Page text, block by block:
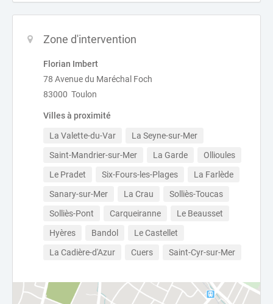
Zone d'intervention
Florian Imbert
78 Avenue du Maréchal Foch
83000 Toulon
Villes à proximité
La Valette-du-Var
La Seyne-sur-Mer
Saint-Mandrier-sur-Mer
La Garde
Ollioules
Le Pradet
Six-Fours-les-Plages
La Farlède
Sanary-sur-Mer
La Crau
Solliès-Toucas
Solliès-Pont
Carqueiranne
Le Beausset
Hyères
Bandol
Le Castellet
La Cadière-d'Azur
Cuers Saint-Cyr-sur-Mer